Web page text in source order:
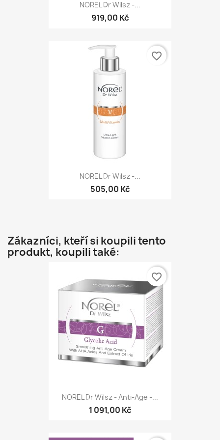
NOREL Dr Wilsz -...
919,00 Kč
NOREL Dr Wilsz -...
505,00 Kč
favorite_border
Zákazníci, kteří si koupili tento
produkt, koupili také:
NOREL Dr Wilsz - Anti-Age -...
1 091,00 Kč
favorite_border